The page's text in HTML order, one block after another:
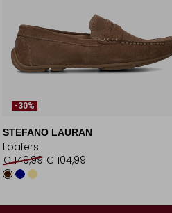
-30%
STEFANO LAURAN
Loafers
€ 149,99 € 104,99